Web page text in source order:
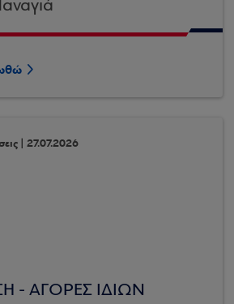
| 27.07.2026
- ΑΓΟΡΕΣ ΙΔΙΩΝ